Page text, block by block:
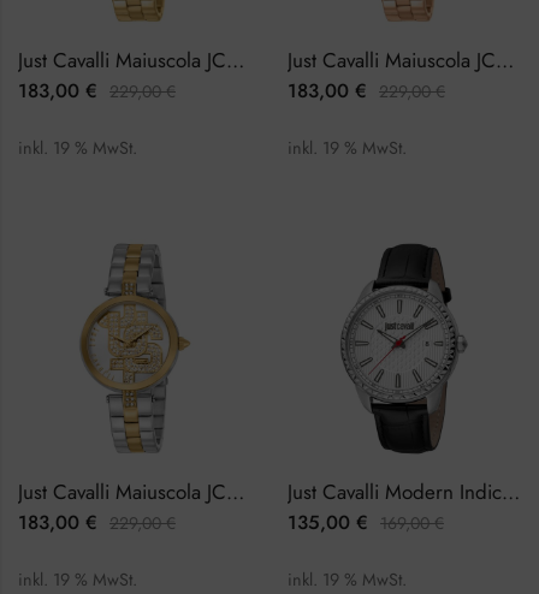
Just Cavalli Maiuscola JC1L241M0065 Damenuhr
183,00 € 229,00€
inkl. 19 % MwSt.
Just Cavalli Maiuscola JC1L241M0075 Damenuhr
183,00 € 229,00€
inkl. 19 % MwSt.
Just Cavalli Maiuscola JC1L241M0085 Damenuhr
183,00 € 229,00€
inkl. 19 % MwSt.
Just Cavalli Modern Indici JC1G176L0115 Herrenuhr
135,00 € 169,00€
inkl. 19 % MwSt.